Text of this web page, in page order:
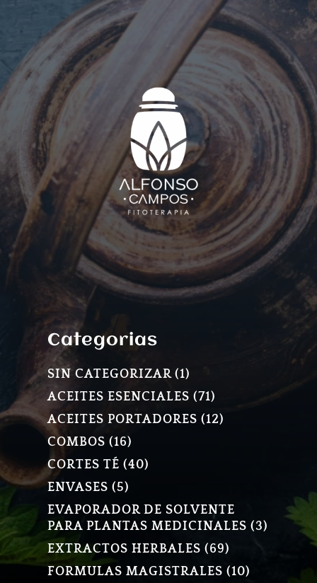
Categorias
SIN CATEGORIZAR 11
PRODUCTO
ACEITES ESENCIALES 7171
PRODUCTOS
ACEITES PORTADORES 1212
COMBOS 1616
PRODUCTOS
CORTES TÉ 4040
ENVASES 55
PRODUCTOS
EVAPORADOR DE SOLVENTE
PARA PLANTAS MEDICINALES
33
EXTRACTOS HERBALES 6969
PRODUCTOS
FORMULAS MAGISTRALES 1010